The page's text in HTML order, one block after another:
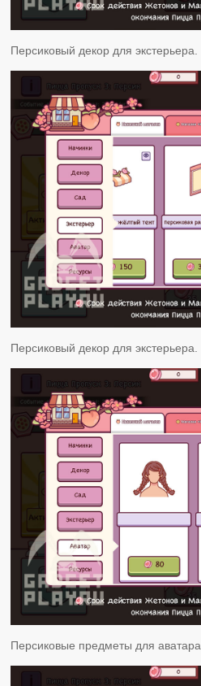
Персиковый декор для экстерьера.
Персиковый декор для экстерьера.
Персиковые предметы для аватара.